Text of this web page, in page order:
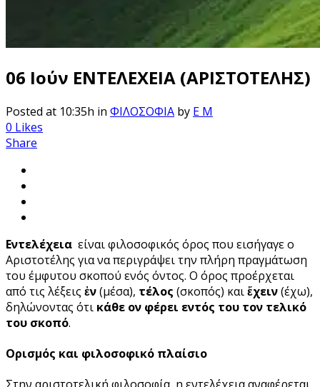
06 Ιούν ΕΝΤΕΛΕΧΕΙΑ (ΑΡΙΣΤΟΤΕΛΗΣ)
Posted at 10:35h in ΦΙΛΟΣΟΦΙΑ by E M
0 Likes
Share
Εντελέχεια είναι φιλοσοφικός όρος που εισήγαγε ο
Αριστοτέλης για να περιγράψει την πλήρη πραγμάτωση
του έμφυτου σκοπού ενός όντος. Ο όρος προέρχεται
από τις λέξεις ἐν(μέσα), τέλος (σκοπός) καιἔχειν(έχω),
δηλώνοντας ότι κάθε ον φέρει εντός του τον τελικό
του σκοπό.
Ορισμός και φιλοσοφικό πλαίσιο